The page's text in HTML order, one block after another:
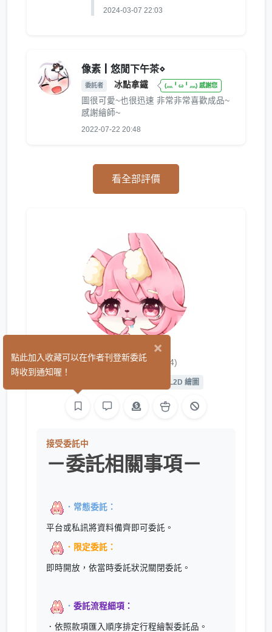
2024-03-07 22:03
像素┃悠閒下午茶⋄
委託者 冰點拿鐵 (灬╹ω╹灬) 感謝您
圖很可愛~也很迅速 非常非常喜歡成品~
感謝繪師~
2022-07-22 20:48
看全部評價
LilyaM (14)
L2D 繪圖
接受委託中
－委託相關事項－
．常態委託：
平台或私訊將資料備齊即可委託。
．限定委託：
即時開放，依當時委託狀況關閉委託。
． 委託流程細項：
．依照款項匯入順序排定行程繪製委託品。
×
點此加入收藏可以在作者刊登新委託
時收到通知喔！